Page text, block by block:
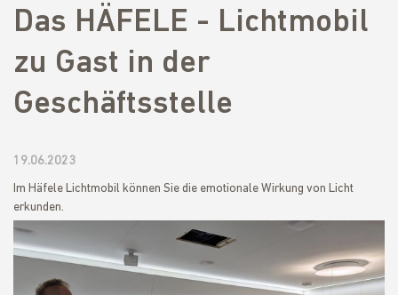
Das HÄFELE - Lichtmobil
zu Gast in der
Geschäftsstelle
19.06.2023
Im Häfele Lichtmobil können Sie die emotionale Wirkung von Licht
erkunden.